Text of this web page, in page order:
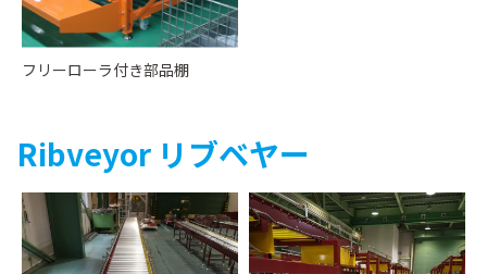
フリーローラ付き部品棚
Ribveyor リブベヤー